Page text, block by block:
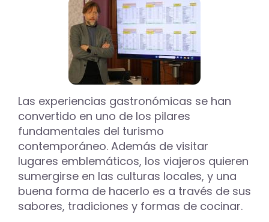
culinaria
Palencia
Las experiencias gastronómicas se han
convertido en uno de los pilares
fundamentales del turismo
contemporáneo. Además de visitar
lugares emblemáticos, los viajeros quieren
sumergirse en las culturas locales, y una
buena forma de hacerlo es a través de sus
sabores, tradiciones y formas de cocinar.